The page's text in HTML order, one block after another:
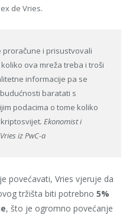
de Vries.
proračune i prisustvovali
ova mreža treba i troši
informacije pa se
baratati s
podacima o tome koliko
. Ekonomist i
iz PwC-a
povećavati, Vries vjeruje da
tržišta biti potrebno 5%
, što je ogromno povećanje